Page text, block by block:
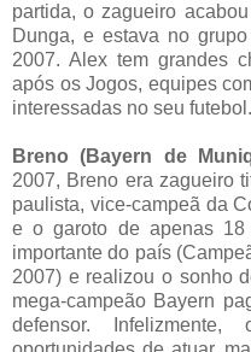
partida, o zagueiro
Dunga, e estava no
2007. Alex tem grandes
após os Jogos, equipes
interessadas no seu futebol.
Breno (Bayern de
2007, Breno era zagueiro
paulista, vice-campeã da
e o garoto de apenas
importante do país
2007) e realizou o sonho
mega-campeão Bayern
defensor.